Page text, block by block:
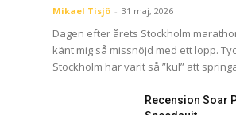
Mikael Tisjö - 31 maj, 2026
Dagen efter årets Stockholm
känt mig så missnöjd med ett lopp.
Stockholm har varit så ”kul” att
Recension Soar